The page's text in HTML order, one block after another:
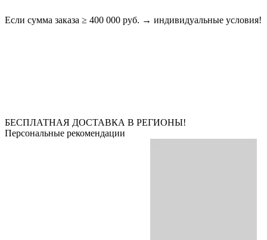
Если сумма заказа ≥ 400 000 руб. → индивидуальные условия!
БЕСПЛАТНАЯ ДОСТАВКА В РЕГИОНЫ!
Персональные рекомендации